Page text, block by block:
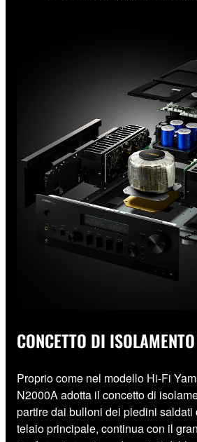
CONCETTO DI
Proprio come nel modello Hi-Fi
N2000A adotta il concetto di
partire dai bulloni dei piedini saldati
telaio principale, continua con il